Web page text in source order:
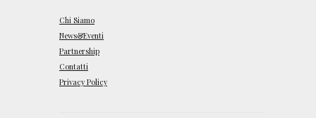
Chi Siamo
News&Eventi
Partnership
Contatti
Privacy Policy